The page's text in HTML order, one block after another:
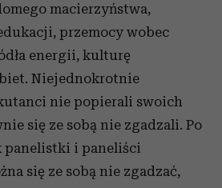
macierzyństwa,
przemocy wobec
energii, kulturę
Niejednokrotnie
nie popierali swoich
się ze sobą nie zgadzali. Po
panelistki i paneliści
się ze sobą nie zgadzać,